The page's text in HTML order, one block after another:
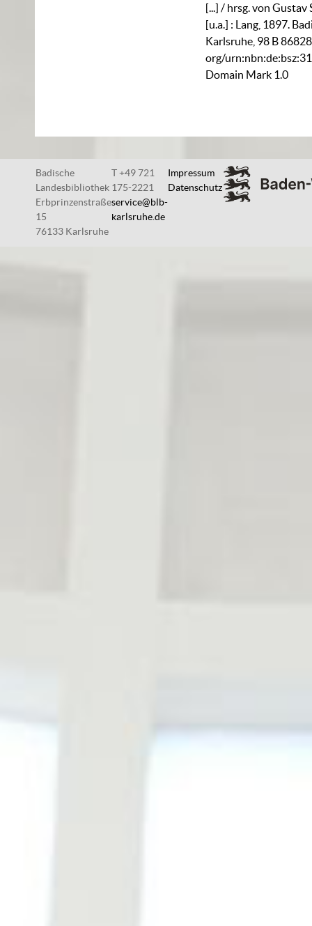
[...] / hrsg. von Gustav
[u.a.] : Lang, 1897.
Karlsruhe, 98 B 86828
org/
Domain Mark 1.0
Badische
Landesbibliothek
Erbprinzenstraße
15
76133 Karlsruhe
T +49 721
175-2221
service@blb-
karlsruhe.de
Impressum
Datenschutz